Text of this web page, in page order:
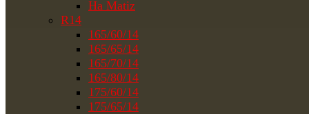
На Matiz
R14
165/60/14
165/65/14
165/70/14
165/80/14
175/60/14
175/65/14